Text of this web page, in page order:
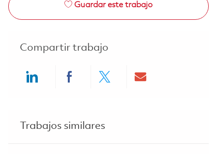
Guardar este trabajo
Compartir trabajo
Trabajos similares